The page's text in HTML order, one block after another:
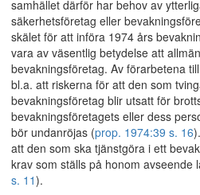
samhället därför har behov av
säkerhetsföretag eller
skälet för att införa 1974 års
vara av väsentlig betydelse att
bevakningsföretag. Av förarbetena
bl.a. att riskerna för att den som
bevakningsföretag blir utsatt för
bevakningsföretagets eller dess
bör undanröjas (prop. 1974:39 s. 16
att den som ska tjänstgöra i ett
krav som ställs på honom avseende
s. 11).